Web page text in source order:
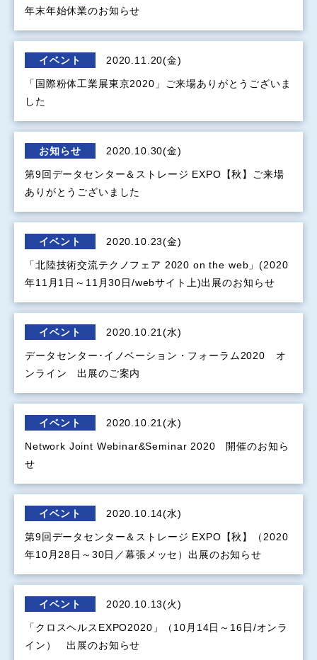
年末年始休業のお知らせ
イベント 2020.11.20(金)
「国際粉体工業展東京2020」ご来場ありがとうございま
した
お知らせ 2020.10.30(金)
第9回データセンター＆ストレージ EXPO【秋】ご来場
ありがとうございました
イベント 2020.10.23(金)
「北陸技術交流テクノフェア 2020 on the web」(2020
年11月1日～11月30日/webサイト上)出展のお知らせ
イベント 2020.10.21(水)
データセンター･イノベーション・フォーラム2020 オ
ンライン 出展のご案内
イベント 2020.10.21(水)
Network Joint Webinar&Seminar 2020 開催のお知ら
せ
イベント 2020.10.14(水)
第9回データセンター＆ストレージ EXPO【秋】（2020
年10月28日～30日／幕張メッセ）出展のお知らせ
イベント 2020.10.13(火)
「クロスヘルスEXPO2020」（10月14日～16日/オンラ
イン） 出展のお知らせ